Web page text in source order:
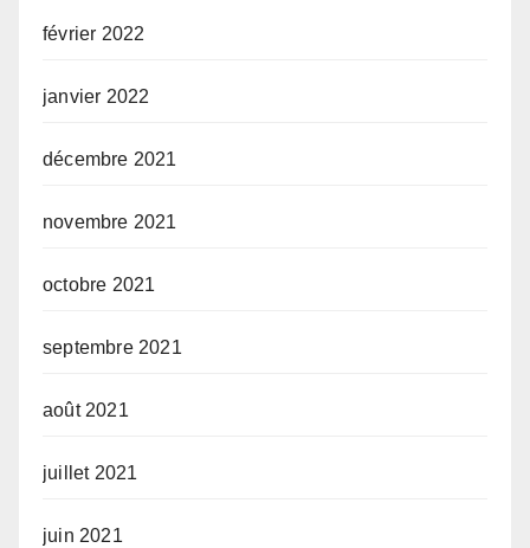
février 2022
janvier 2022
décembre 2021
novembre 2021
octobre 2021
septembre 2021
août 2021
juillet 2021
juin 2021